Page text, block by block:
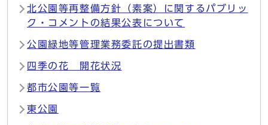
北公園等再整備方針（素案）に関するパブリッ
ク・コメントの結果公表について
公園緑地等管理業務委託の提出書類
四季の花 開花状況
都市公園等一覧
東公園